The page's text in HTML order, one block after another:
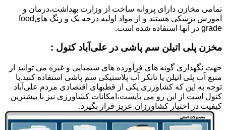
تمامی مخازن دارای پروانه ساخت از وزارت بهداشت،درمان و
آموزش پزشکی هستند و از مواد اولیه درجه یک و رنگ هایfood
grade در آنها استفاده شده است.
مخزن پلی اتیلن سم پاشی در علی‌آباد کتول :
جهت نگهداری گونه های فرآورده های شیمیایی و غیره می توانید از
منبع آب پلی اتیلن یا تانکر آب پلاستیکی سم پاشی استفاده کنید.با
توجه به این که کشاورزی یکی از قطبهای اقتصادی مردم علی‌آباد
کتول است از این رو می بایست،امکانات کشاورزی نیز با بیشترین
کیفیت در اختیار کشاورزان عزیز قرار بگیرد.